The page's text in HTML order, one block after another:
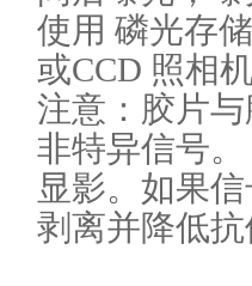
使用 磷光存
或CCD 照相
注意：胶片
非特异信号
显影。如果
剥离并降低